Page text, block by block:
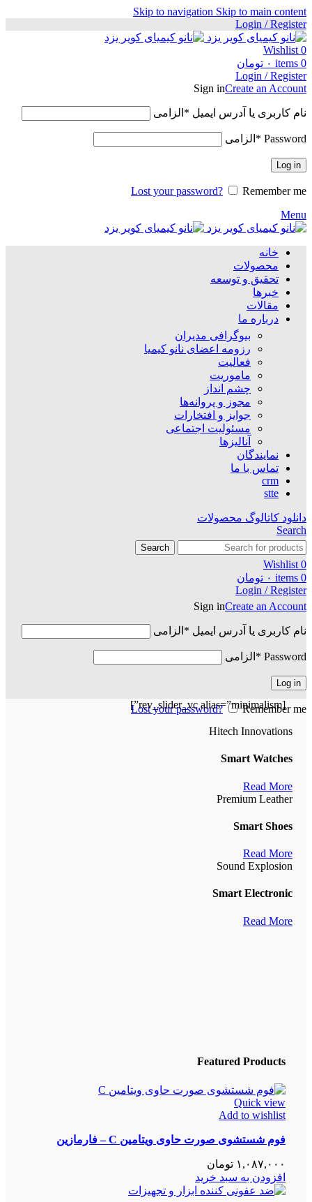
Skip to navigationSkip to main content
Login / Register
0
Wishlist
0
items ۰ تومان
Login / Register
Sign inCreate an Account
نام کاربری یا آدرس ایمیل *الزامی
Password
*الزامی
Log in
Lost your password?
Remember me
Menu
خانه
محصولات
تحقیق و توسعه
خبرها
مقالات
درباره ما
بیوگرافی مدیران
رزومه اعضای نانو کیمیا
فعالیت
ماموریت
چشم انداز
مجوز و پروانه‌ها
جوایز و افتخارات
مسئولیت اجتماعی
آنالیزها
نمایندگان
تماس با ما
crm
stte
دانلود کاتالوگ محصولات
Search
Search
0
Wishlist
0
items ۰ تومان
Login / Register
Sign inCreate an Account
نام کاربری یا آدرس ایمیل *الزامی
Password
*الزامی
Log in
Lost your password? Remember me
[rev_slider_vc alias=”minimalism”]
Hitech Innovations
Smart Watches
Read More
Premium Leather
Smart Shoes
Read More
Sound Explosion
Smart Electronic
Read More
Featured Products
Quick view
Add to wishlist
فوم شستشوی صورت حاوی ویتامین C – فارمازین
۱,۰۸۷,۰۰۰ تومان
افزودن به سبد خرید